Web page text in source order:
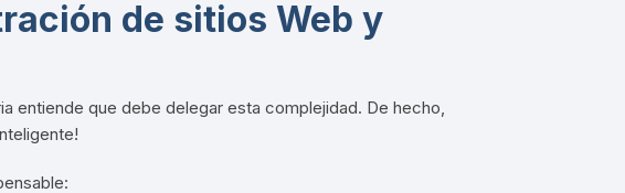
de sitios Web y
entiende que debe delegar esta complejidad. De hecho,